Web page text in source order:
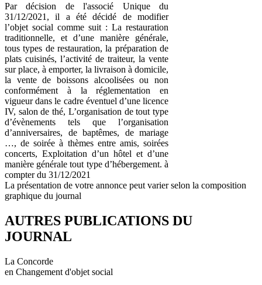
Par décision de l'associé Unique du
31/12/2021, il a été décidé de modifier
l’objet social comme suit : La restauration
traditionnelle, et d’une manière générale,
tous types de restauration, la préparation de
plats cuisinés, l’activité de traiteur, la vente
sur place, à emporter, la livraison à domicile,
la vente de boissons alcoolisées ou non
conformément à la réglementation en
vigueur dans le cadre éventuel d’une licence
IV, salon de thé, L’organisation de tout type
d’évènements tels que l’organisation
d’anniversaires, de baptêmes, de mariage
…, de soirée à thèmes entre amis, soirées
concerts, Exploitation d’un hôtel et d’une
manière générale tout type d’hébergement. à
compter du 31/12/2021
La présentation de votre annonce peut varier selon la composition
graphique du journal
AUTRES PUBLICATIONS DU
JOURNAL
La Concorde
en Changement d'objet social